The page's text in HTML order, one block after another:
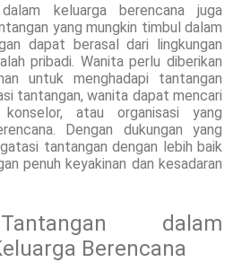
keluarga berencana juga
yang mungkin timbul dalam
dapat berasal dari lingkungan
pribadi. Wanita perlu diberikan
untuk menghadapi tantangan
tantangan, wanita dapat mencari
atau organisasi yang
Dengan dukungan yang
tantangan dengan lebih baik
penuh keyakinan dan kesadaran
dalam
Berencana